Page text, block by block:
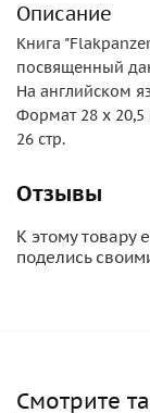
Описание
Книга
посвященный
На английском
Формат 28 х 20,5
26 стр.
Отзывы
К этому товару
поделись
Смотрите